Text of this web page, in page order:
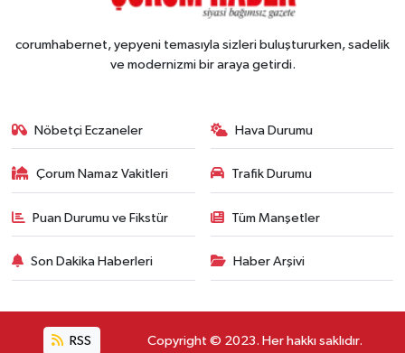
corumhabernet, yepyeni temasıyla sizleri buluştururken, sadelik
ve modernizmi bir araya getirdi.
Nöbetçi Eczaneler Hava Durumu
Çorum Namaz Vakitleri Trafik Durumu
Puan Durumu ve Fikstür Tüm Manşetler
Son Dakika Haberleri Haber Arşivi
RSS Copyright © 2023. Her hakkı saklıdır.